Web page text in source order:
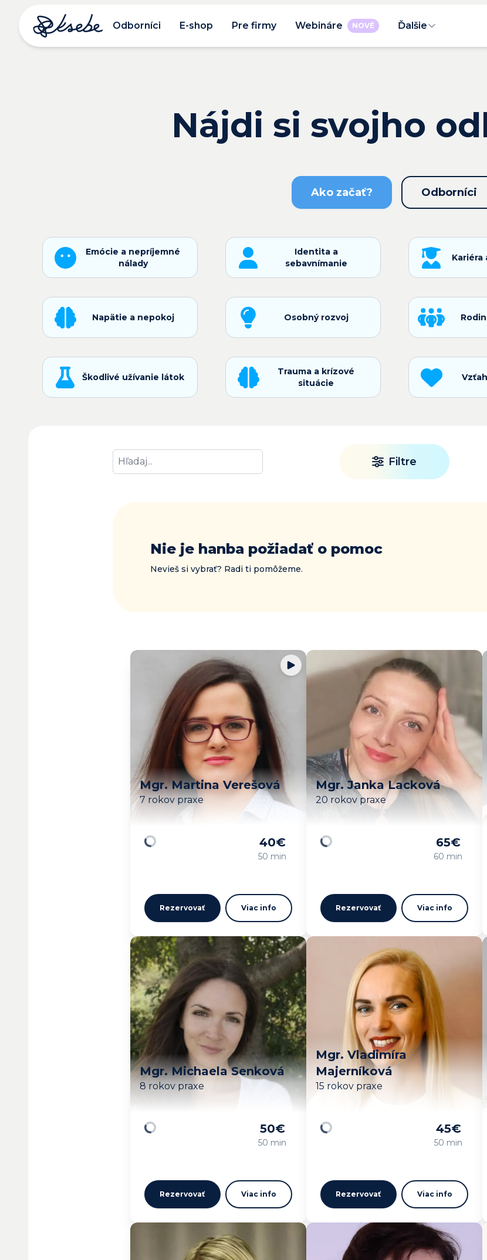
Odborníci E-shop Pre firmy Webináre NOVÉ Ďalšie
Nájdi si svojho
Ako začať? Odborníci
Emócie a nepríjemné
nálady
Identita a
sebavnímanie
Kariéra
Napätie a nepokoj Osobný rozvoj
Škodlivé užívanie látok
Trauma a krízové
situácie
Filtre
Nie je hanba požiadať o pomoc
Nevieš si vybrať? Radi ti pomôžeme.
Mgr. Martina Verešová
7 rokov praxe
40€
50 min
Rezervovať Viac info
Mgr. Janka Lacková
20 rokov praxe
65€
60 min
Rezervovať Viac info
Mgr. Michaela Senková
8 rokov praxe
50€
50 min
Rezervovať Viac info
Mgr. Vladimíra
Majerníková
15 rokov praxe
45€
50 min
Rezervovať Viac info